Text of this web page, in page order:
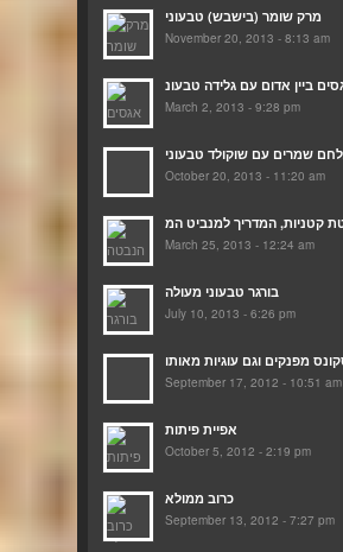
מרק שומר (בישבש) טבעוני
November 20, 2013 - 8:13 am
March 2, 2013 - 9:28 pm
October 20, 2013 - 11:20 am
March 25, 2013 - 12:24 am
בורגר טבעוני מעולה
July 10, 2013 - 6:26 pm
September 17, 2012 - 10:51 am
אפיית פיתות
October 5, 2012 - 2:19 pm
כרוב ממולא
September 13, 2012 - 7:27 pm